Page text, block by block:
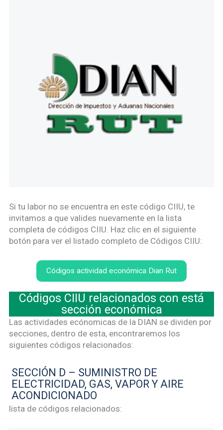
Si tu labor no se encuentra en este código CIIU, te
invitamos a que valides nuevamente en la lista
completa de códigos CIIU. Haz clic en el siguiente
botón para ver el listado completo de Códigos CIIU:
Códigos actividad económica Dian Rut
Códigos CIIU relacionados con está
sección económica
Las actividades ecónomicas de la DIAN se dividen por
secciones, dentro de esta, encontraremos los
siguientes códigos relacionados:
SECCIÓN D – SUMINISTRO DE
ELECTRICIDAD, GAS, VAPOR Y AIRE
ACONDICIONADO
lista de códigos relacionados: